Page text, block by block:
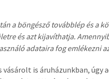
a böngésző továbblép és a
és azt kijavíthatja.
adataira fog emlékezni
is áruházunkban,